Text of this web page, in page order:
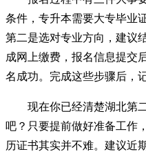
条件，专升本需要大专毕业
第二是选对专业方向，建议
成网上缴费，报名信息提交
名成功。完成这些步骤后，
现在你已经清楚湖北第
吧？只要提前做好准备工作
历证书其实并不难。建议近